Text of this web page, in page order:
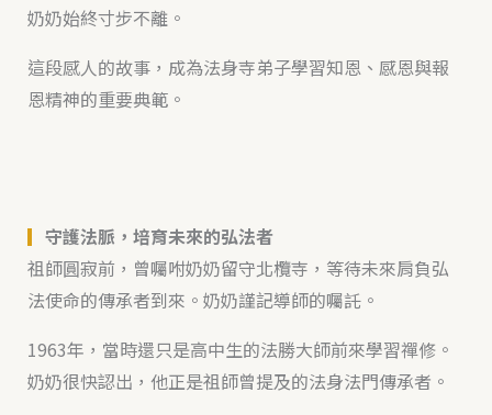
奶奶始終寸步不離。
這段感人的故事，成為法身寺弟子學習知恩、感恩與報
恩精神的重要典範。
▎ 守護法脈，培育未來的弘法者
祖師圓寂前，曾囑咐奶奶留守北欖寺，等待未來肩負弘
法使命的傳承者到來。奶奶謹記導師的囑託。
1963年，當時還只是高中生的法勝大師前來學習禪修。
奶奶很快認出，他正是祖師曾提及的法身法門傳承者。